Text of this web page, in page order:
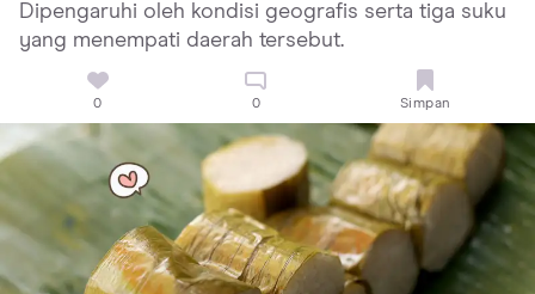
Dipengaruhi oleh kondisi geografis serta tiga suku
yang menempati daerah tersebut.
0 0 Simpan